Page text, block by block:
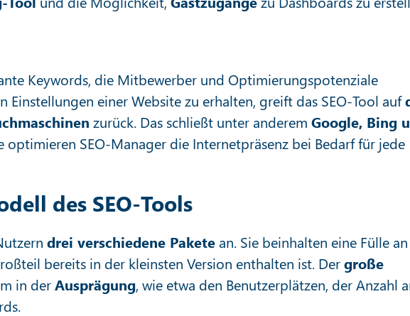
Keywords, die Mitbewerber und Optimierungspotenziale
Einstellungen einer Website zu erhalten, greift das SEO-Tool auf
zurück. Das schließt unter anderem Google, Bing
optimieren SEO-Manager die Internetpräsenz bei Bedarf für jede
des SEO-Tools
drei verschiedene Pakete an. Sie beinhalten eine Fülle an
bereits in der kleinsten Version enthalten ist. Dergroße
in derAusprägung, wie etwa den Benutzerplätzen, der Anzahl